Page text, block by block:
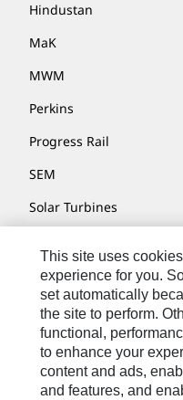
Hindustan
MaK
MWM
Perkins
Progress Rail
SEM
Solar Turbines
Turner Powertrain
お問い合わせ先
サイト･マップ
This site uses
experience for you.
set automatically
the site to perform.
functional,
to enhance your
content and ads,
and features, and